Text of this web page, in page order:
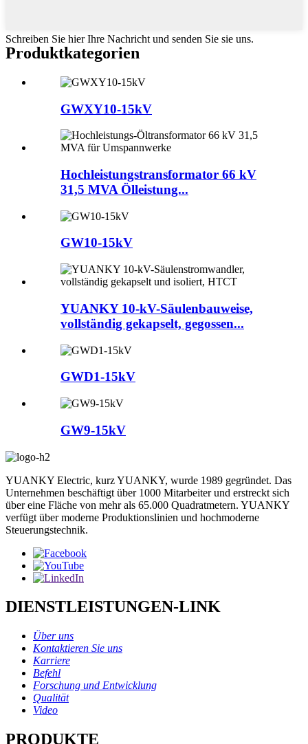
Schreiben Sie hier Ihre Nachricht und senden Sie sie uns.
Produktkategorien
GWXY10-15kV
Hochleistungstransformator 66 kV
31,5 MVA Ölleistung...
GW10-15kV
YUANKY 10-kV-Säulenbauweise,
vollständig gekapselt, gegossen...
GWD1-15kV
GW9-15kV
YUANKY Electric, kurz YUANKY, wurde 1989 gegründet. Das
Unternehmen beschäftigt über 1000 Mitarbeiter und erstreckt sich
über eine Fläche von mehr als 65.000 Quadratmetern. YUANKY
verfügt über moderne Produktionslinien und hochmoderne
Steuerungstechnik.
DIENSTLEISTUNGEN-LINK
Über uns
Kontaktieren Sie uns
Karriere
Befehl
Forschung und Entwicklung
Qualität
Video
PRODUKTE